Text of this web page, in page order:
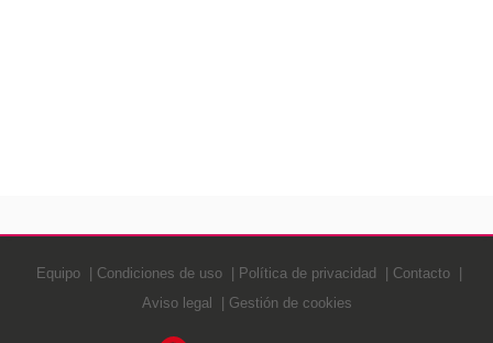
Equipo Condiciones de uso Política de privacidad
Contacto
Aviso legal
Gestión de cookies